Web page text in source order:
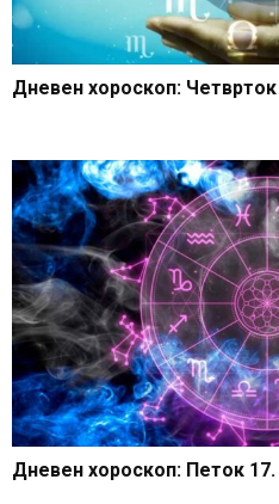
Дневен хороскоп: Четврток
Дневен хороскоп: Петок 17.